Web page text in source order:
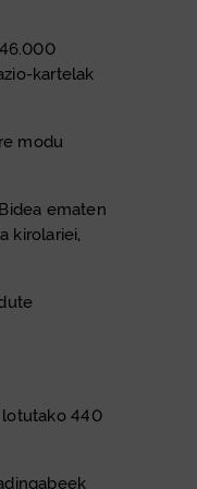
kartelak
modu
ematen
kirolariei,
lotutako 440